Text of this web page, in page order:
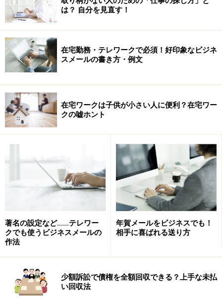
をしている方は在宅ワークのカテゴリに入ります
（SOHOとも呼びます）。
しかし、一部の企業が「在宅ワーク」を宣伝文句とし
て、教材などを売る悪徳内職商法がはびこっているのも
また、非常に安価な値段で発注を行なったり、納品物に
文句をつけ支払いを行なわない悪徳な企業もいます。ビ
ジネスの先輩として、ぜひ奥様の「取引先」を確認して
ください。
は？ 自分を見直す！
在宅勤務・テレワークで必須！好印象なビジネ
スメールの書き方・例文
在宅ワークは子供が小さい人に便利？在宅ワー
クの嘘ホント
著名の設定など……テレワー
クでも使うビジネスメールの
作法
年賀メールをビジネスでも！
相手に喜ばれる送り方
少額訴訟で債権を全額回収できる？上手な未払
い回収法